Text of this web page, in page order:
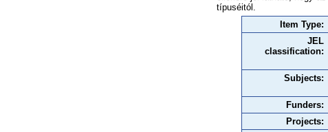
típuséitól.
Item Type:
JEL
classification:
Subjects:
Funders:
Projects: